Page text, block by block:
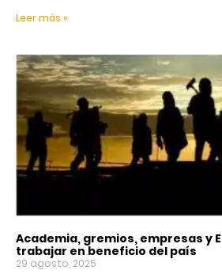
Leer más »
Academia, gremios, empresas y
trabajar en beneficio del país
29 agosto, 2025